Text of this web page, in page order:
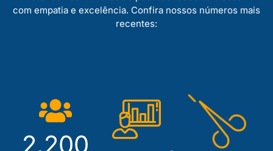
com empatia e excelência. Confira nossos números mais
recentes:
2.200